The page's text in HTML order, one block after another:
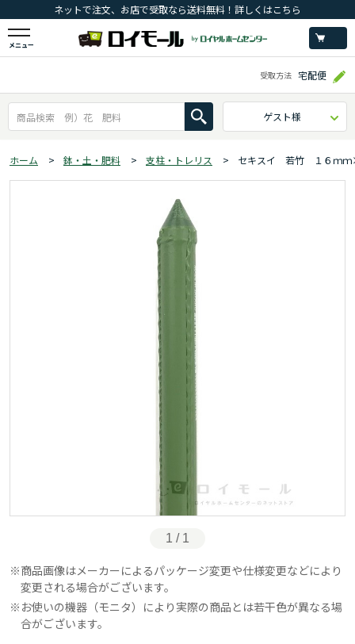
ネットで注文、お店で受取なら送料無料！詳しくはこちら
メニュー
受取方法 宅配便
ゲスト様
ホーム > 鉢・土・肥料 > 支柱・トレリス > セキスイ 若竹 １６ｍ
1 / 1
商品画像はメーカーによるパッケージ変更や仕様変更などにより
変更される場合がございます。
お使いの機器（モニタ）により実際の商品とは若干色が異なる場
合がございます。